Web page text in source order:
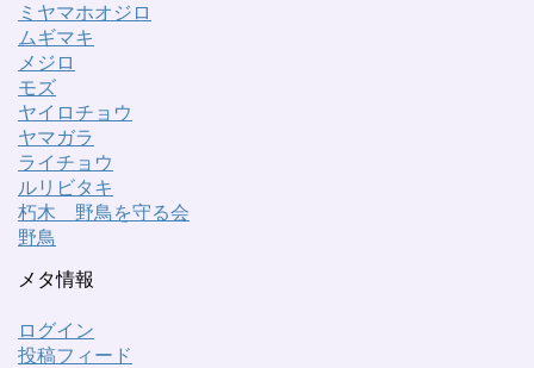
ミヤマホオジロ
ムギマキ
メジロ
モズ
ヤイロチョウ
ヤマガラ
ライチョウ
ルリビタキ
朽木 野鳥を守る会
野鳥
メタ情報
ログイン
投稿フィード